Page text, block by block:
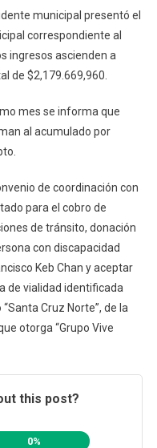
municipal presentó el
correspondiente al
ingresos ascienden a
de $2,179.669,960.
mes se informa que
al acumulado por
de coordinación con
para el cobro de
de tránsito, donación
con discapacidad
Keb Chan y aceptar
de vialidad identificada
Cruz Norte”, de la
otorga “Grupo Vive
this post?
0%